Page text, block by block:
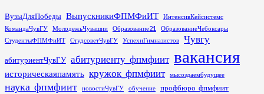
Перейти
к
содержимому
ВузыДляПобеды ВыпускникиФПМФиИТ
ИнтенсивКейсистемс
КомандаЧувГУ
МолодежьЧувашии Образование21
ОбразованиеЧебоксары
СтудентыФПМФиИТ
СтудсоветЧувГУ УспехиГимназистов Чувгу
абитуриентЧувГУ абитуриенту_фпмфиит вакансия
историческаяпамять кружок_фпмфиит мысоздаембудущее
наука_фпмфиит новостиЧувГУ обучение профбюро_фпмфиит